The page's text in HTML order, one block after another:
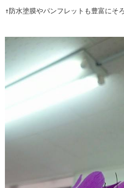
↑防水塗膜やパンフレットも豊富にそ